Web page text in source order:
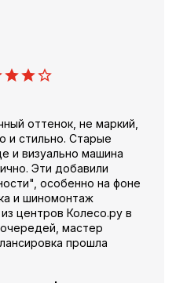
оттенок, не маркий,
и стильно. Старые
и визуально машина
Эти добавили
особенно на фоне
и шиномонтаж
центров Колесо.ру в
мастер
прошла